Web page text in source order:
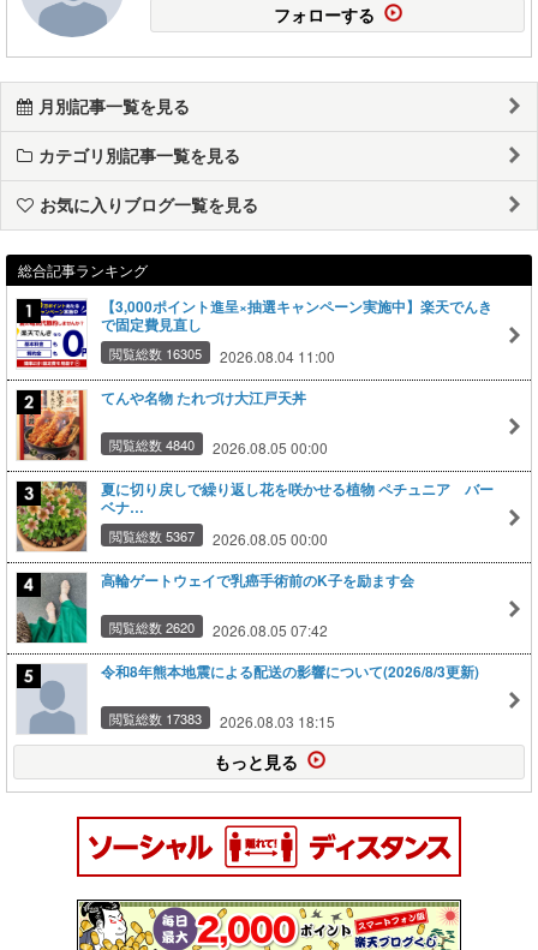
フォローする
月別記事一覧を見る
カテゴリ別記事一覧を見る
お気に入りブログ一覧を見る
総合記事ランキング
【3,000ポイント進呈×抽選キャンペーン実施中】楽天でんき
で固定費見直し
閲覧総数 16305 2026.08.04 11:00
てんや名物 たれづけ大江戸天丼
閲覧総数 4840 2026.08.05 00:00
夏に切り戻しで繰り返し花を咲かせる植物 ペチュニア バー
ベナ…
閲覧総数 5367 2026.08.05 00:00
高輪ゲートウェイで乳癌手術前のK子を励ます会
閲覧総数 2620 2026.08.05 07:42
令和8年熊本地震による配送の影響について(2026/8/3更新)
閲覧総数 17383 2026.08.03 18:15
もっと見る